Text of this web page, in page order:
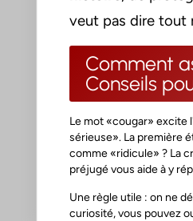
veut pas dire tout
Comment
Conseils
Le mot «cougar» excite
sérieuse». La première
comme «ridicule» ? La
préjugé vous aide à y
Une règle utile : on ne
curiosité, vous pouvez